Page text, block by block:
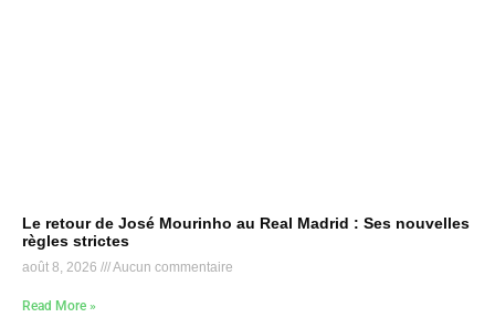
Le retour de José Mourinho au Real Madrid : Ses nouvelles
règles strictes
août 8, 2026 Aucun commentaire
Read More »